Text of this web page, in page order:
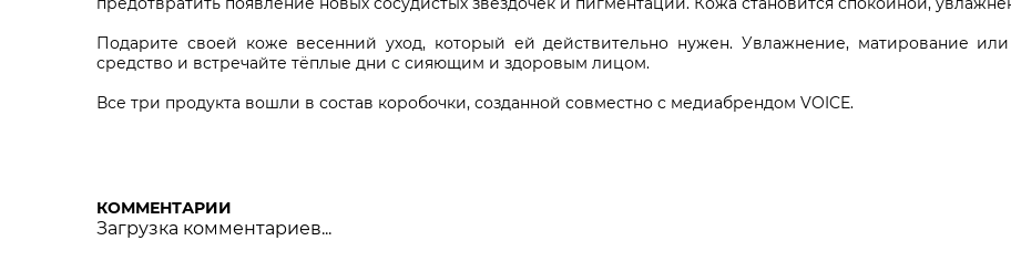
Подарите своей коже весенний уход, который ей действительно нужен. Увлажнение, матирование
средство и встречайте тёплые дни с сияющим и здоровым лицом.
Все три продукта вошли в состав коробочки, созданной совместно с медиабрендом VOICE.
КОММЕНТАРИИ
Загрузка комментариев...